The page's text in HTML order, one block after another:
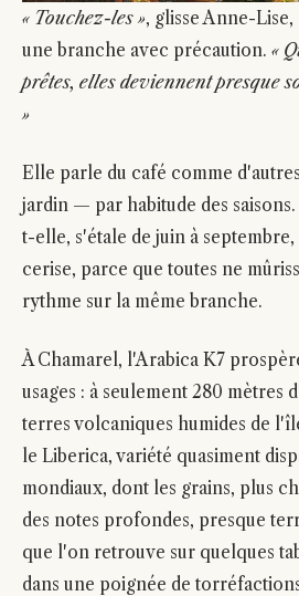
« Touchez-les », glisse Anne-Lise,
une branche avec précaution. «
prêtes, elles deviennent presque
»
Elle parle du café comme
jardin — par habitude des
t-elle, s'étale de juin à
cerise, parce que toutes ne
rythme sur la même branche.
À Chamarel, l'Arabica K7
usages : à seulement 280 mètres
terres volcaniques humides de
le Liberica, variété quasiment
mondiaux, dont les grains, plus
des notes profondes, presque
que l'on retrouve sur quelques
dans une poignée de